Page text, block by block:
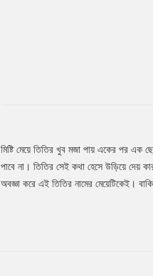
Tab
মিষ্টি মেয়ে তিতির খুব মজা পায় একের পর এক
পাবে না। তিতির সেই কথা হেসে উড়িয়ে দেয়
অবজ্ঞা করে এই তিতির নামের মেয়েটিকেই।